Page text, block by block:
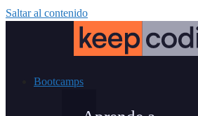
Saltar al contenido
Bootcamps